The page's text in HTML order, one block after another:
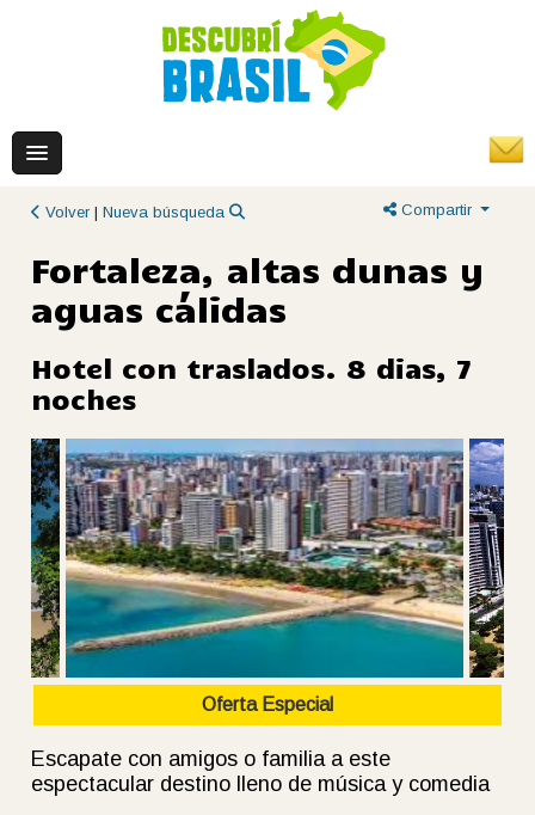
Volver |Nueva búsqueda Compartir
Fortaleza, altas dunas y
aguas cálidas
Hotel con traslados. 8 dias, 7
noches
Oferta Especial
Escapate con amigos o familia a este
espectacular destino lleno de música y comedia